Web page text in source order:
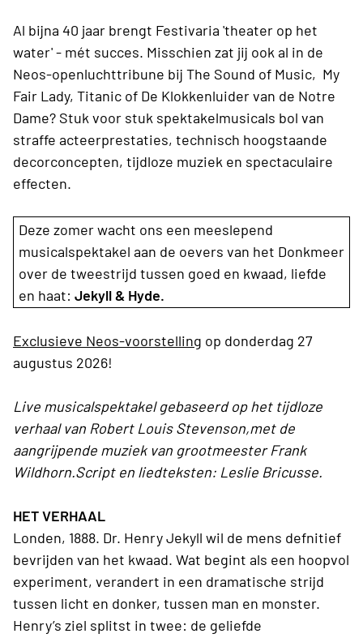
Al bijna 40 jaar brengt Festivaria 'theater op het
water' - mét succes. Misschien zat jij ook al in de
Neos-openluchttribune bij The Sound of Music, My
Fair Lady, Titanic of De Klokkenluider van de Notre
Dame? Stuk voor stuk spektakelmusicals bol van
straffe acteerprestaties, technisch hoogstaande
decorconcepten, tijdloze muziek en spectaculaire
effecten.
Deze zomer wacht ons een meeslepend
musicalspektakel aan de oevers van het Donkmeer
over de tweestrijd tussen goed en kwaad, liefde
en haat: Jekyll & Hyde.
Exclusieve Neos-voorstelling op donderdag 27
augustus 2026!
Live musicalspektakel gebaseerd op het tijdloze
verhaal van Robert Louis Stevenson,met de
aangrijpende muziek van grootmeester Frank
Wildhorn.Script en liedteksten: Leslie Bricusse.
HET VERHAAL
Londen, 1888. Dr. Henry Jekyll wil de mens defnitief
bevrijden van het kwaad. Wat begint als een hoopvol
experiment, verandert in een dramatische strijd
tussen licht en donker, tussen man en monster.
Henry’s ziel splitst in twee: de geliefde